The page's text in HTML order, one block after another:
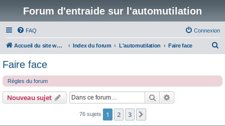
Forum d'entraide sur l'automutilation
FAQ Connexion
Accueil du site www.automutilations.info Index du forum L'automutilation Faire face
Faire face
Règles du forum
Nouveau sujet Rechercher
76 sujets 1 2 3